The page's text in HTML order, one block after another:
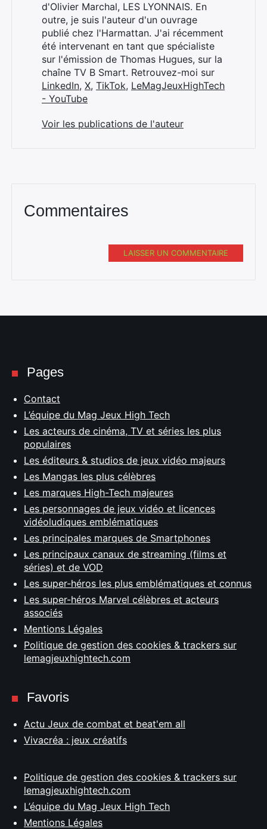
d'Olivier Marchal, LES LYONNAIS. En
outre, je suis l'auteur d'un ouvrage
publié chez l'Harmattan. J'ai récemment
été intervenant en tant que spécialiste
sur l'émission de Thomas Hugues, sur la
chaîne TV B Smart. Retrouvez-moi sur
LinkedIn, X, TikTok, LeMagJeuxHighTech
- YouTube
Voir les publications de l'auteur
Commentaires
LAISSER UN COMMENTAIRE
Pages
Contact
L’équipe du Mag Jeux High Tech
Les acteurs de cinéma, TV et séries les plus
populaires
Les éditeurs & studios de jeux vidéo majeurs
Les Mangas les plus célèbres
Les marques High-Tech majeures
Les personnages de jeux vidéo et licences
vidéoludiques emblématiques
Les principales marques de Smartphones
Les principaux canaux de streaming (films et
séries) et de VOD
Les super-héros les plus emblématiques et connus
Les super-héros Marvel célèbres et acteurs
associés
Mentions Légales
Politique de gestion des cookies & trackers sur
lemagjeuxhightech.com
Favoris
Actu Jeux de combat et beat'em all
Vivacréa : jeux créatifs
Politique de gestion des cookies & trackers sur
lemagjeuxhightech.com
L’équipe du Mag Jeux High Tech
Mentions Légales